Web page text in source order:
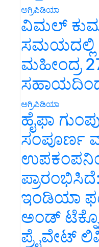
ಅಗ್ರಿಪಿಡಿಯಾ
ವಿಮಲ್
ಸಮಯದಲ್ಲಿ
ಮಹೀಂದ್ರ
ಅಗ್ರಿಪಿಡಿಯಾ
ಹೈಫಾ
ಸಂಪೂರ್ಣ
ಪ್ರಾರಂಭಿಸಿದೆ:
ಇಂಡಿಯಾ
ಅಂಡ್
ಪ್ರೈವೇಟ್